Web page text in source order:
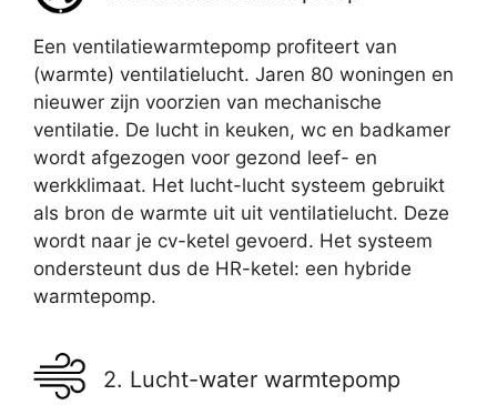
Een ventilatiewarmtepomp profiteert van
(warmte) ventilatielucht. Jaren 80 woningen en
nieuwer zijn voorzien van mechanische
ventilatie. De lucht in keuken, wc en badkamer
wordt afgezogen voor gezond leef- en
werkklimaat. Het lucht-lucht systeem gebruikt
als bron de warmte uit uit ventilatielucht. Deze
wordt naar je cv-ketel gevoerd. Het systeem
ondersteunt dus de HR-ketel: een hybride
warmtepomp.
2. Lucht-water warmtepomp